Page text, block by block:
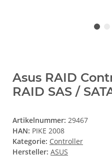
Asus RAID
RAID SAS /
Artikelnummer: 29467
HAN: PIKE 2008
Kategorie: Controller
Hersteller: ASUS